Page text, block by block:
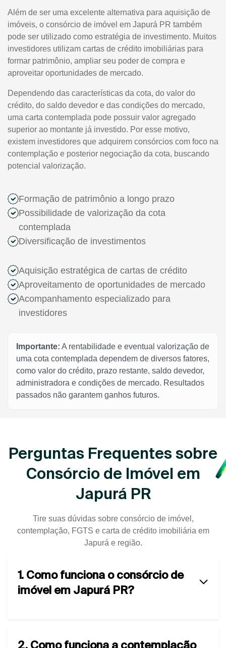
Além de ser uma excelente alternativa para aquisição de
imóveis, o consórcio de imóvel em Japurá PR também
pode ser utilizado como estratégia de investimento. Muitos
investidores utilizam cartas de crédito imobiliárias para
formar patrimônio, ampliar seu poder de compra e
aproveitar oportunidades de mercado.
Dependendo das características da cota, do valor do
crédito, do saldo devedor e das condições do mercado,
uma carta contemplada pode possuir valor agregado
superior ao montante já investido. Por esse motivo,
existem investidores que adquirem consórcios com foco na
contemplação e posterior negociação da cota, buscando
potencial valorização.
Formação de patrimônio a longo prazo
Possibilidade de valorização da cota
contemplada
Diversificação de investimentos
Aquisição estratégica de cartas de crédito
Aproveitamento de oportunidades de mercado
Acompanhamento especializado para
investidores
Importante: A rentabilidade e eventual valorização de
uma cota contemplada dependem de diversos fatores,
como valor do crédito, prazo restante, saldo devedor,
administradora e condições de mercado. Resultados
passados não garantem ganhos futuros.
Perguntas Frequentes sobre
Consórcio de Imóvel em
Japurá PR
Tire suas dúvidas sobre consórcio de imóvel,
contemplação, FGTS e carta de crédito imobiliária em
Japurá e região.
1. Como funciona o consórcio de
imóvel em Japurá PR?
2. Como funciona a contemplação